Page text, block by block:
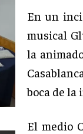
En un
musical
la
boca de
El medio